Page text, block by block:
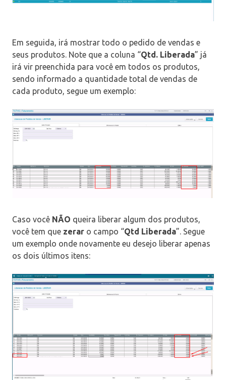
Em seguida, irá mostrar todo o pedido de vendas e
seus produtos. Note que a coluna “Qtd. Liberada” já
irá vir preenchida para você em todos os produtos,
sendo informado a quantidade total de vendas de
cada produto, segue um exemplo:
Caso você NÃO queira liberar algum dos produtos,
você tem que zerar o campo “Qtd Liberada”. Segue
um exemplo onde novamente eu desejo liberar apenas
os dois últimos itens: